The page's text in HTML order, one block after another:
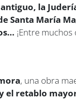
la
Santa María
… ¡Entre
, una obra
el retablo